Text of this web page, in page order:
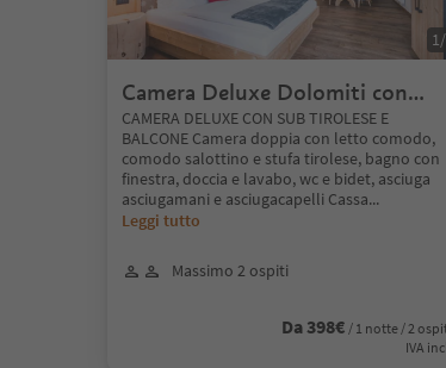
Camera Deluxe Dolomiti con
salottino tirolese e balcone
CAMERA DELUXE CON SUB TIROLESE E
BALCONE Camera doppia con letto comodo,
comodo salottino e stufa tirolese, bagno con
finestra, doccia e lavabo, wc e bidet, asciuga
asciugamani e asciugacapelli Cassa...
Leggi tutto
Massimo 2 ospiti
Da 398€ / 1 notte / 2
IVA
1/